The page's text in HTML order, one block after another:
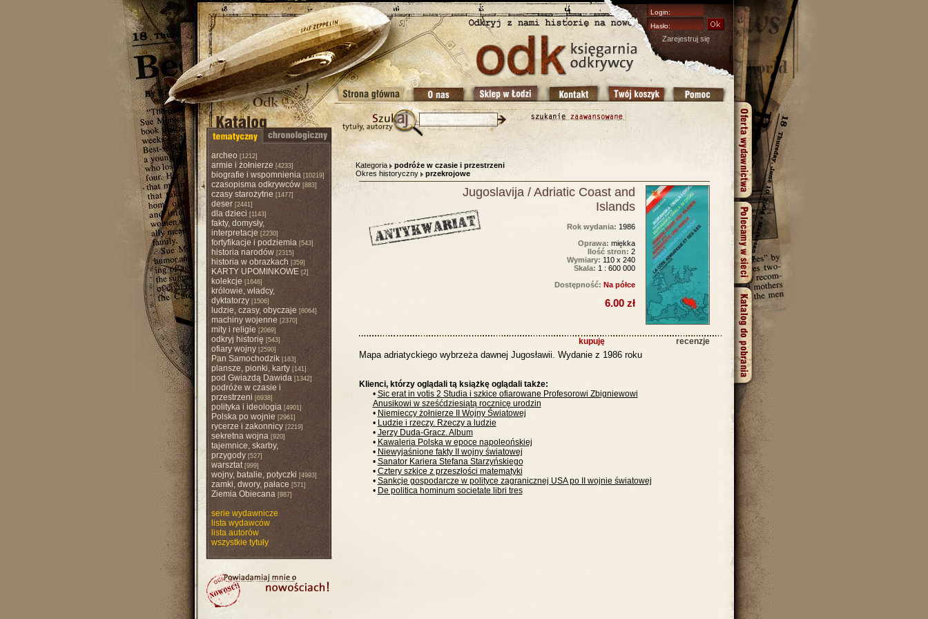
Zarejestruj się
archeo [1212]
armie i żołnierze [4233]
biografie i wspomnienia[10219]
czasopisma odkrywców[883]
czasy starożytne [1477]
deser[2441]
dla dzieci [1143]
fakty, domysły,
interpretacje [2230]
fortyfikacje i podziemia[543]
historia narodów[2315]
historia w obrazkach [359]
KARTY UPOMINKOWE[2]
kolekcje [1646]
królowie, władcy,
dyktatorzy[1506]
ludzie, czasy, obyczaje [8064]
machiny wojenne [2370]
mity i religie [2069]
odkryj historię[543]
ofiary wojny[2590]
Pan Samochodzik[183]
plansze, pionki, karty[141]
pod Gwiazdą Dawida[1342]
podróże w czasie i
przestrzeni [6938]
polityka i ideologia[4901]
Polska po wojnie [2961]
rycerze i zakonnicy[2219]
sekretna wojna[920]
tajemnice, skarby,
przygody[527]
warsztat[999]
wojny, batalie, potyczki [4993]
zamki, dwory, pałace [571]
Ziemia Obiecana[987]
serie wydawnicze
lista wydawców
lista autorów
wszystkie tytuły
Kategoria
podróże w czasie i przestrzeni
Okres historyczny
przekrojowe
Jugoslavija / Adriatic Coast and
Islands
Rok wydania: 1986
Oprawa: miękka
Ilość stron: 2
Wymiary: 110 x 240
Skala: 1 : 600 000
Dostępność: Na półce
6.00 zł
kupuję recenzje
Mapa adriatyckiego wybrzeża dawnej Jugosławii. Wydanie z 1986 roku
Klienci, którzy oglądali tą książkę oglądali także:
• Sic erat in votis 2 Studia i szkice ofiarowane Profesorowi Zbigniewowi
Anusikowi w sześćdziesiątą rocznicę urodzin
• Niemieccy żołnierze II Wojny Światowej
• Ludzie i rzeczy. Rzeczy a ludzie
• Jerzy Duda-Gracz. Album
• Kawaleria Polska w epoce napoleońskiej
• Niewyjaśnione fakty II wojny światowej
• Sanator Kariera Stefana Starzyńskiego
• Cztery szkice z przeszłości matematyki
• Sankcje gospodarcze w polityce zagranicznej USA po II wojnie światowej
• De politica hominum societate libri tres